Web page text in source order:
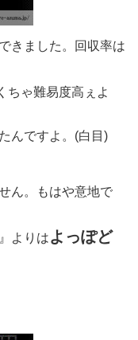
きました。回収率は
ちゃ難易度高ぇよ
んですよ。(白目)
ん。もはや意地で
よりはよっぽど